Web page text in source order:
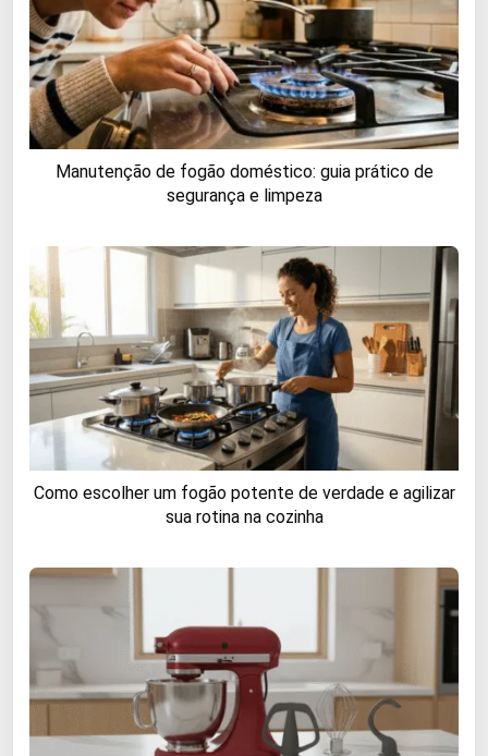
Manutenção de fogão doméstico: guia prático de
segurança e limpeza
Como escolher um fogão potente de verdade e agilizar
sua rotina na cozinha